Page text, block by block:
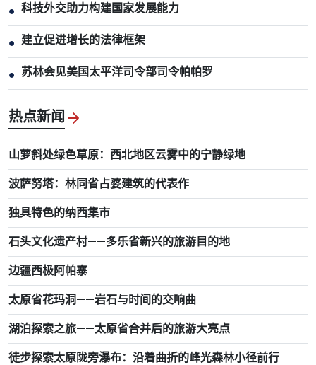
● 科技外交助力构建国家发展能力
● 建立促进增长的法律框架
● 苏林会见美国太平洋司令部司令帕帕罗
热点新闻
山萝斜处绿色草原：西北地区云雾中的宁静绿地
波萨努塔：林同省占婆建筑的代表作
独具特色的纳西集市
石头文化遗产村——多乐省新兴的旅游目的地
边疆西极阿帕寨
太原省花玛洞——岩石与时间的交响曲
湖泊探索之旅——太原省合并后的旅游大亮点
徒步探索太原陇旁瀑布：沿着曲折的峰光森林小径前行